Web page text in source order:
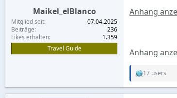
Maikel_elBlanco
Mitglied seit
07.04.2025
Beiträge
236
Likes erhalten
1.359
Travel Guide
Anhang
Anhang
R
a
17 users